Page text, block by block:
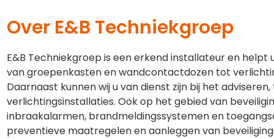
Over E&B Techniekgroep
E&B Techniekgroep is een erkend installateur en
van groepenkasten en wandcontactdozen tot
Daarnaast kunnen wij u van dienst zijn bij het
verlichtingsinstallaties. Ook op het gebied van
inbraakalarmen, brandmeldingssystemen en
preventieve maatregelen en aanleggen van